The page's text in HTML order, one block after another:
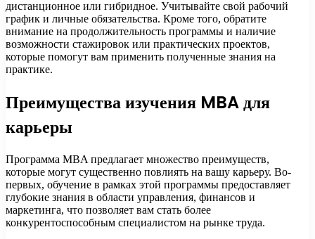
дистанционное или гибридное. Учитывайте свой рабочий
график и личные обязательства. Кроме того, обратите
внимание на продолжительность программы и наличие
возможности стажировок или практических проектов,
которые помогут вам применить полученные знания на
практике.
Преимущества изучения MBA для
карьеры
Программа MBA предлагает множество преимуществ,
которые могут существенно повлиять на вашу карьеру. Во-
первых, обучение в рамках этой программы предоставляет
глубокие знания в области управления, финансов и
маркетинга, что позволяет вам стать более
конкурентоспособным специалистом на рынке труда.